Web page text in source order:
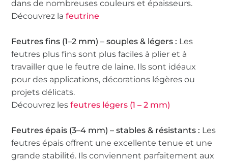
dans de nombreuses couleurs et épaisseurs.
Découvrez lafeutrine
Feutres fins (1–2 mm) – souples & légers : Les
feutres plus fins sont plus faciles à plier et à
travailler que le feutre de laine. Ils sont idéaux
pour des applications, décorations légères ou
projets délicats.
Découvrez lesfeutres légers (1 – 2 mm)
Feutres épais (3–4 mm) – stables & résistants : Les
feutres épais offrent une excellente tenue et une
grande stabilité. Ils conviennent parfaitement aux